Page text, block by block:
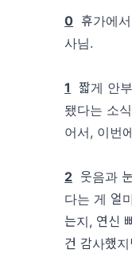
0 휴가에
사님.
1 짧게 안
됐다는 소
어서, 이번
2 웃음과
다는 게 얼
는지, 연신
건 감사했